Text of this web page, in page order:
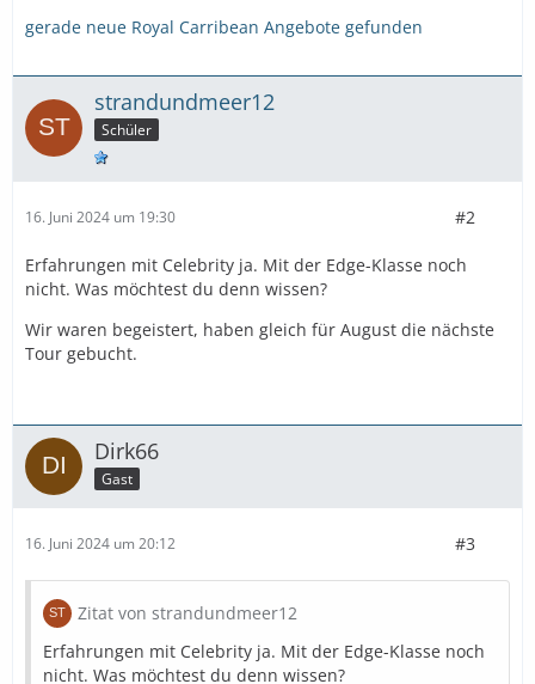
gerade neue Royal Carribean Angebote gefunden
strandundmeer12
Schüler
16. Juni 2024 um 19:30 #2
Erfahrungen mit Celebrity ja. Mit der Edge-Klasse noch
nicht. Was möchtest du denn wissen?
Wir waren begeistert, haben gleich für August die nächste
Tour gebucht.
Dirk66
Gast
16. Juni 2024 um 20:12 #3
Zitat von strandundmeer12
Erfahrungen mit Celebrity ja. Mit der Edge-Klasse noch
nicht. Was möchtest du denn wissen?